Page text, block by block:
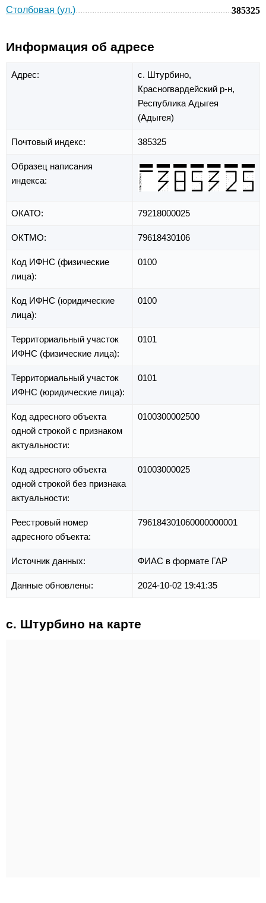
Столбовая (ул.)
385325
Информация об адресе
Адрес:
с. Штурбино,
Красногвардейский р-н,
Республика Адыгея
(Адыгея)
Почтовый индекс: 385325
Образец написания
индекса:
ОКАТО: 79218000025
ОКТМО: 79618430106
Код ИФНС (физические
лица):
0100
Код ИФНС (юридические
лица):
0100
Территориальный участок
ИФНС (физические лица):
0101
Территориальный участок
ИФНС (юридические лица):
0101
Код адресного объекта
одной строкой с признаком
актуальности:
0100300002500
Код адресного объекта
одной строкой без признака
актуальности:
01003000025
Реестровый номер
адресного объекта:
796184301060000000001
Источник данных: ФИАС в формате ГАР
Данные обновлены: 2024-10-02 19:41:35
с. Штурбино на карте